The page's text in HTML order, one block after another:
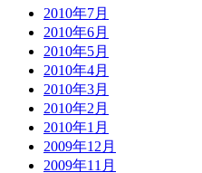
2010年7月
2010年6月
2010年5月
2010年4月
2010年3月
2010年2月
2010年1月
2009年12月
2009年11月